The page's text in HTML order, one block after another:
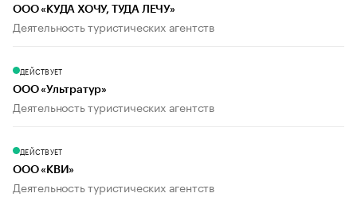
ООО «КУДА ХОЧУ, ТУДА ЛЕЧУ»
Деятельность туристических агентств
ДЕЙСТВУЕТ
ООО «Ультратур»
Деятельность туристических агентств
ДЕЙСТВУЕТ
ООО «КВИ»
Деятельность туристических агентств